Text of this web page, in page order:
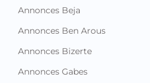
Annonces Beja
Annonces Ben Arous
Annonces Bizerte
Annonces Gabes